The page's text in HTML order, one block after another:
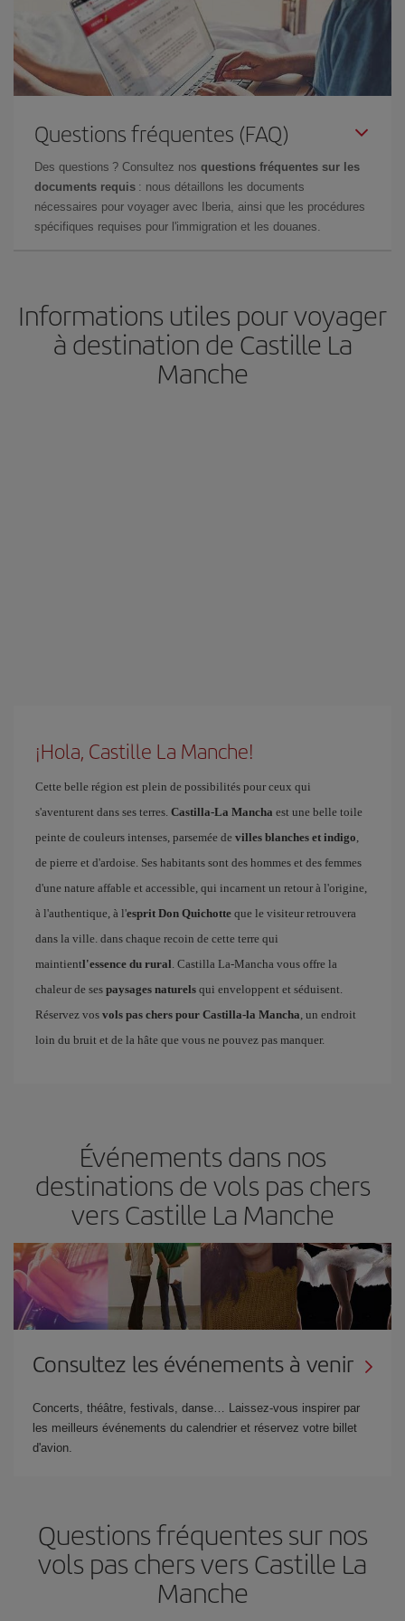
Questions fréquentes (FAQ)
Des questions ? Consultez nos questions fréquentes sur les
documents requis : nous détaillons les documents
nécessaires pour voyager avec Iberia, ainsi que les procédures
spécifiques requises pour l'immigration et les douanes.
Informations utiles pour voyager
à destination de Castille La
Manche
¡Hola, Castille La Manche!
Cette belle région est plein de possibilités pour ceux qui
s'aventurent dans ses terres. Castilla-La Mancha est une belle toile
peinte de couleurs intenses, parsemée de villes blanches et indigo
de pierre et d'ardoise. Ses habitants sont des hommes et des femmes
d'une nature affable et accessible, qui incarnent un retour à l'origine,
à l'authentique, à l'esprit Don Quichotte que le visiteur retrouvera
dans la ville. dans chaque recoin de cette terre qui
maintientl'essence du rural . Castilla La-Mancha vous offre la
chaleur de ses paysages naturels qui enveloppent et séduisent.
Réservez vos vols pas chers pour Castilla-la Mancha , un endroit
loin du bruit et de la hâte que vous ne pouvez pas manquer.
Événements dans nos
destinations de vols pas chers
vers Castille La Manche
Consultez les événements à venir
Concerts, théâtre, festivals, danse… Laissez-vous inspirer par
les meilleurs événements du calendrier et réservez votre billet
d'avion.
Questions fréquentes sur nos
vols pas chers vers Castille La
Manche